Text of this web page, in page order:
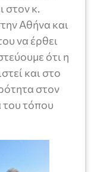
στον κ.
Αθήνα και
να έρθει
ότι η
και στο
στον
του τόπου